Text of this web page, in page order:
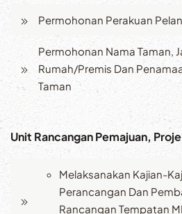
Permohonan Perakuan
Permohonan Nama Taman,
Rumah/Premis Dan
Taman
Unit Rancangan Pemajuan,
Melaksanakan Kajian-
Perancangan Dan
Rancangan Tempatan